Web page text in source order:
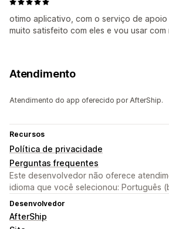
otimo aplicativo, com o serviço de apoio
muito satisfeito com eles e vou usar com
Atendimento
Atendimento do app oferecido por AfterShip.
Recursos
Política de privacidade
Perguntas frequentes
Este desenvolvedor não oferece
idioma que você selecionou: Português
Desenvolvedor
AfterShip